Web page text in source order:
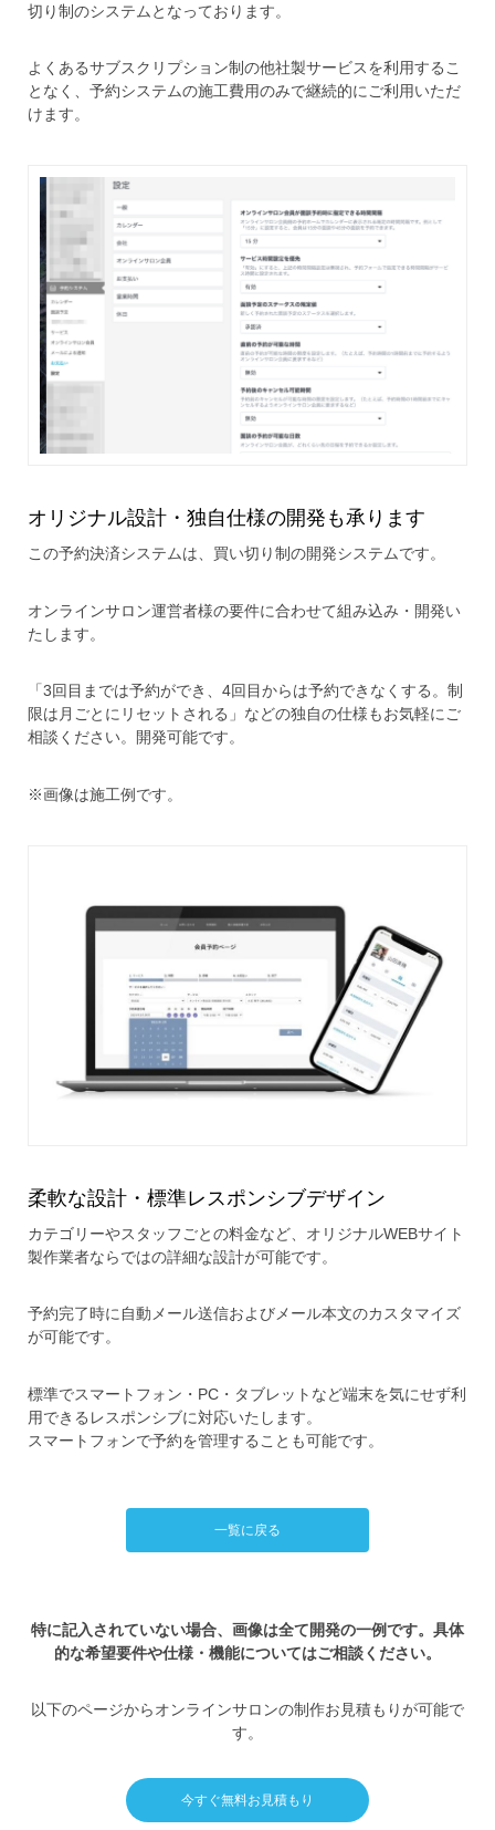
切り制のシステムとなっております。
よくあるサブスクリプション制の他社製サービスを利用するこ
となく、予約システムの施工費用のみで継続的にご利用いただ
けます。
オリジナル設計・独自仕様の開発も承ります
この予約決済システムは、買い切り制の開発システムです。
オンラインサロン運営者様の要件に合わせて組み込み・開発い
たします。
「3回目までは予約ができ、4回目からは予約できなくする。制
限は月ごとにリセットされる」などの独自の仕様もお気軽にご
相談ください。開発可能です。
※画像は施工例です。
柔軟な設計・標準レスポンシブデザイン
カテゴリーやスタッフごとの料金など、オリジナルWEBサイト
製作業者ならではの詳細な設計が可能です。
予約完了時に自動メール送信およびメール本文のカスタマイズ
が可能です。
標準でスマートフォン・PC・タブレットなど端末を気にせず利
用できるレスポンシブに対応いたします。
スマートフォンで予約を管理することも可能です。
一覧に戻る
特に記入されていない場合、画像は全て開発の一例です。具体
的な希望要件や仕様・機能についてはご相談ください。
以下のページからオンラインサロンの制作お見積もりが可能で
す。
今すぐ無料お見積もり